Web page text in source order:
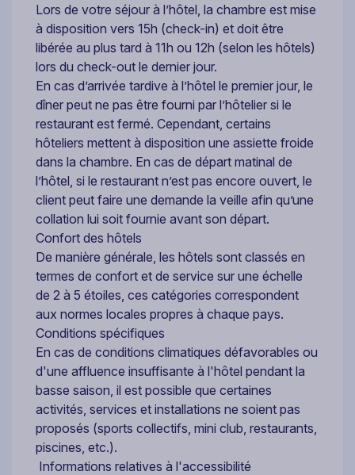
Lors de votre séjour à l’hôtel, la chambre est mise
à disposition vers 15h (check-in) et doit être
libérée au plus tard à 11h ou 12h (selon les hôtels)
lors du check-out le dernier jour.
En cas d’arrivée tardive à l’hôtel le premier jour, le
dîner peut ne pas être fourni par l’hôtelier si le
restaurant est fermé. Cependant, certains
hôteliers mettent à disposition une assiette froide
dans la chambre. En cas de départ matinal de
l’hôtel, si le restaurant n’est pas encore ouvert, le
client peut faire une demande la veille afin qu’une
collation lui soit fournie avant son départ.
Confort des hôtels
De manière générale, les hôtels sont classés en
termes de confort et de service sur une échelle
de 2 à 5 étoiles, ces catégories correspondent
aux normes locales propres à chaque pays.
Conditions spécifiques
En cas de conditions climatiques défavorables ou
d'une affluence insuffisante à l'hôtel pendant la
basse saison, il est possible que certaines
activités, services et installations ne soient pas
proposés (sports collectifs, mini club, restaurants,
piscines, etc.).
Informations relatives à l'accessibilité